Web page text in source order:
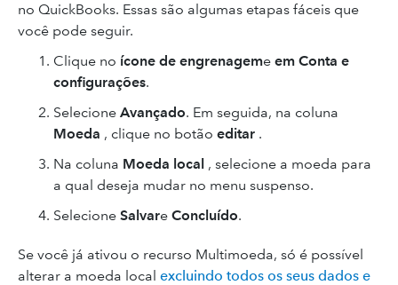
no QuickBooks. Essas são algumas etapas fáceis que
você pode seguir.
Clique no ícone de engrenageme em Conta e
configurações.
Selecione Avançado. Em seguida, na coluna
Moeda , clique no botão editar .
Na coluna Moeda local , selecione a moeda para
a qual deseja mudar no menu suspenso.
Selecione Salvare Concluído.
Se você já ativou o recurso Multimoeda, só é possível
alterar a moeda local excluindo todos os seus dados e